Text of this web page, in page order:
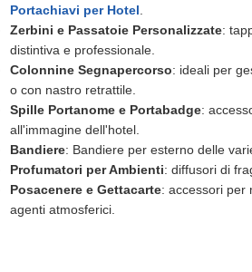
Portachiavi per Hotel
Zerbini e Passatoie Personalizzate:
distintiva e professionale.
Colonnine Segnapercorso: ideali per
o con nastro retrattile. ​
Spille Portanome e Portabadge:
all'immagine dell'hotel. ​
Bandiere: Bandiere per esterno delle
Profumatori per Ambienti: diffusori di
Posacenere e Gettacarte: accessori per
agenti atmosferici. ​